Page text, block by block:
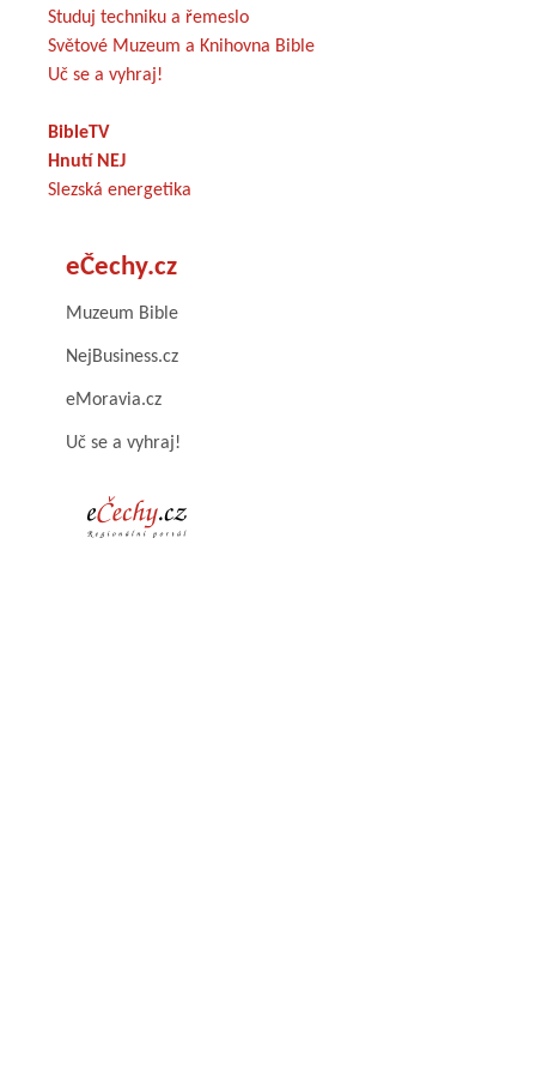
Studuj techniku a řemeslo
Světové Muzeum a Knihovna Bible
Uč se a vyhraj!
BibleTV
Hnutí NEJ
Slezská energetika
eČechy.cz
Muzeum Bible
NejBusiness.cz
eMoravia.cz
Uč se a vyhraj!